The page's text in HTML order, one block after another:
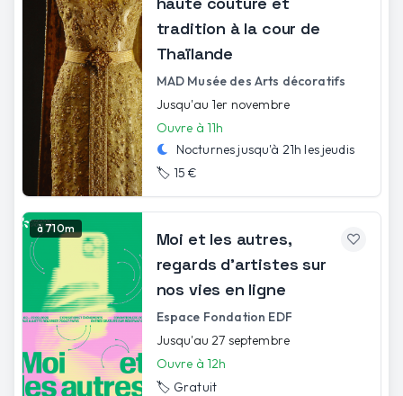
tradition à la cour de
Thaïlande
MAD Musée des Arts décoratifs
Jusqu'au 1er novembre
Ouvre à 11h
Nocturnes jusqu'à 21h les jeudis
🏷️ 15 €
à 710m
Moi et les autres,
regards d’artistes sur
nos vies en ligne
Espace Fondation EDF
Jusqu'au 27 septembre
Ouvre à 12h
🏷️ Gratuit